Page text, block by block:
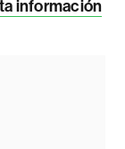
información